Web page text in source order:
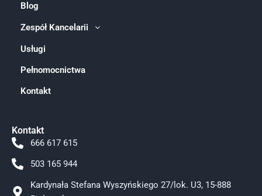
Blog
Zespół Kancelarii
Usługi
Pełnomocnictwa
Kontakt
Kontakt
666 617 615
503 165 944
Kardynała Stefana Wyszyńskiego 27/lok. U3, 15-888